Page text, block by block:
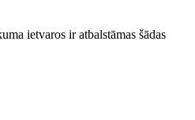
ietvaros ir atbalstāmas šādas